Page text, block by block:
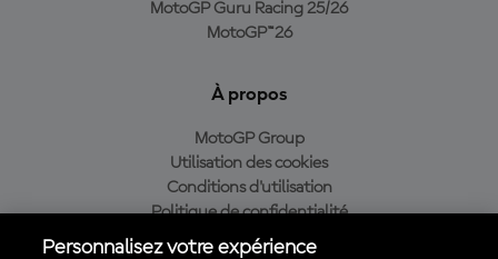
MotoGP Guru Racing 25/26
MotoGP™26
À propos
MotoGP Group
Utilisation des cookies
Conditions d'utilisation
Politique de confidentialité
Politique d’achat
Personnalisez votre expérience